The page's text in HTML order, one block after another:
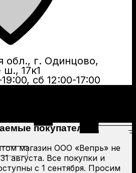
обл., г. Одинцово,
17к1
сб 12:00-17:00
покупатели!
магазин ООО «Вепрь» не
августа. Все покупки и
с 1 сентября. Просим